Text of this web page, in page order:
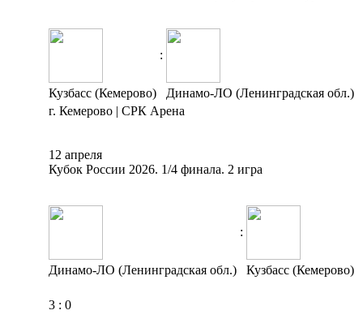
:
Кузбасс (Кемерово)
Динамо-ЛО (Ленинградская обл.)
г. Кемерово | СРК Арена
12 апреля
Кубок России 2026. 1/4 финала. 2 игра
:
Динамо-ЛО (Ленинградская обл.) Кузбасс (Кемерово)
3 : 0